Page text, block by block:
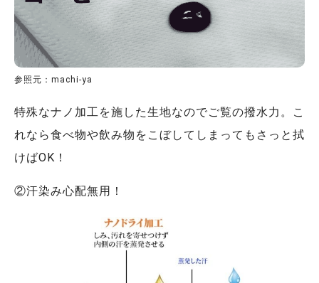
参照元：machi-ya
特殊なナノ加工を施した生地なのでご覧の撥水力。こ
れなら食べ物や飲み物をこぼしてしまってもさっと拭
けばOK！
②汗染み心配無用！